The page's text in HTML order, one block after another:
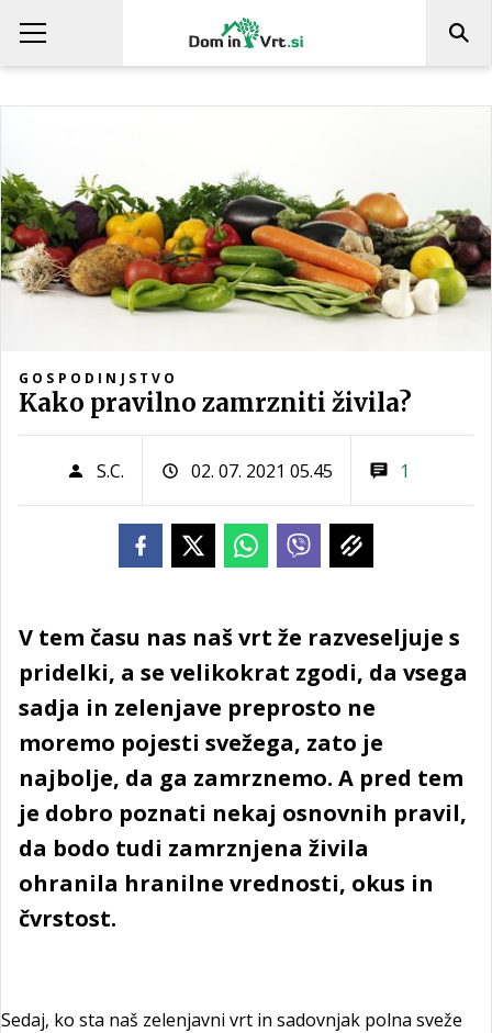
GOSPODINJSTVO
Kako pravilno zamrzniti živila?
S.C. 02. 07. 2021 05.45 1
V tem času nas naš vrt že razveseljuje s
pridelki, a se velikokrat zgodi, da vsega
sadja in zelenjave preprosto ne
moremo pojesti svežega, zato je
najbolje, da ga zamrznemo. A pred tem
je dobro poznati nekaj osnovnih pravil,
da bodo tudi zamrznjena živila
ohranila hranilne vrednosti, okus in
čvrstost.
Sedaj, ko sta naš zelenjavni vrt in sadovnjak polna sveže